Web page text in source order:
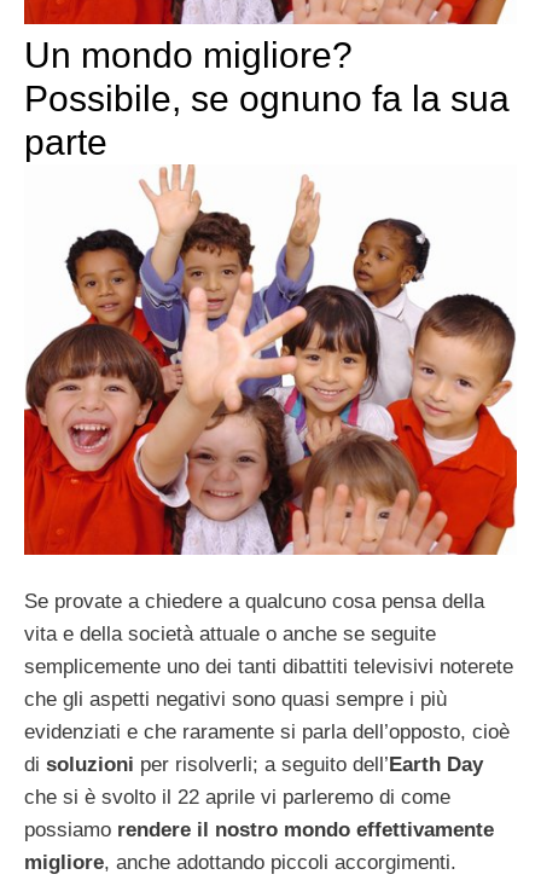
Un mondo migliore?
Possibile, se ognuno fa la sua
parte
Se provate a chiedere a qualcuno cosa pensa della
vita e della società attuale o anche se seguite
semplicemente uno dei tanti dibattiti televisivi noterete
che gli aspetti negativi sono quasi sempre i più
evidenziati e che raramente si parla dell’opposto, cioè
di soluzioni per risolverli; a seguito dell’Earth Day
che si è svolto il 22 aprile vi parleremo di come
possiamo rendere il nostro mondo effettivamente
migliore, anche adottando piccoli accorgimenti.